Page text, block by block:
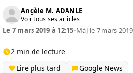
Angèle M. ADANLE
Voir tous ses articles
Le 7 mars 2019 à 12:15•MàJ le 7 mars 2019
2 min de lecture
Lire plus tard
Google News